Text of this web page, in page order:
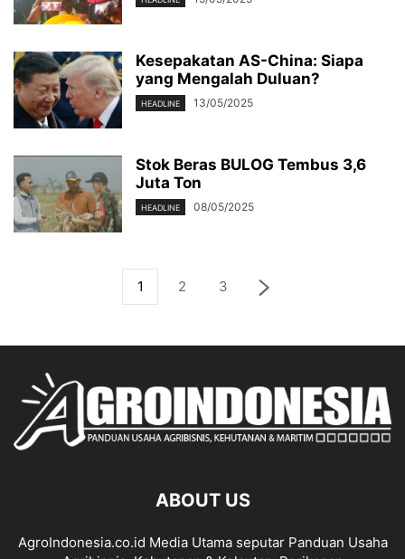
Kesepakatan AS-China: Siapa
yang Mengalah Duluan?
HEADLINE 13/05/2025
Stok Beras BULOG Tembus 3,6
Juta Ton
HEADLINE 08/05/2025
1 2 3
ABOUT US
AgroIndonesia.co.id Media Utama seputar Panduan Usaha